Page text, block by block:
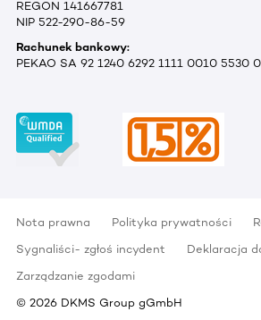
REGON 141667781
NIP 522-290-86-59
Rachunek bankowy:
PEKAO SA 92 1240 6292 1111 0010 5530
Nota prawna Polityka prywatności
Sygnaliści- zgłoś incydent
Deklaracja
Zarządzanie zgodami
© 2026 DKMS Group gGmbH